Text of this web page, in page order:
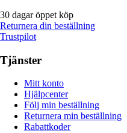
30 dagar öppet köp
Returnera din beställning
Trustpilot
Tjänster
Mitt konto
Hjälpcenter
Följ min beställning
Returnera min beställning
Rabattkoder